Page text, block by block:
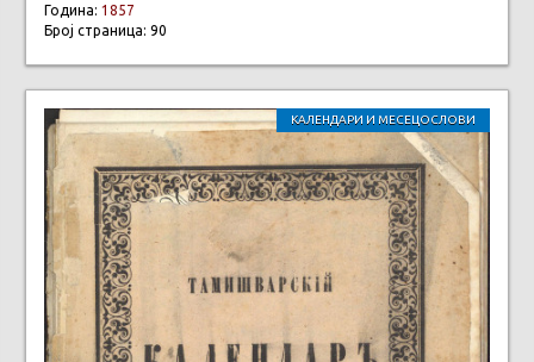
Година: 1857
Број страница: 90
КАЛЕНДАРИ И МЕСЕЦОСЛОВИ